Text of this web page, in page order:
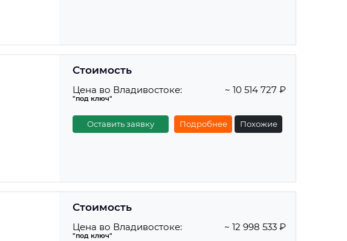
Стоимость
Цена во Владивостоке:
"под ключ"
~ 10 514 727 ₽
Оставить заявку Подробнее Похожие
Стоимость
Цена во Владивостоке:
"под ключ"
~ 12 998 533 ₽